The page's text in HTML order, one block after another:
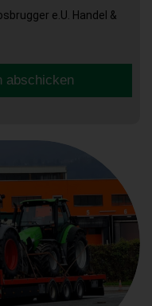
e.U. Handel &
abschicken